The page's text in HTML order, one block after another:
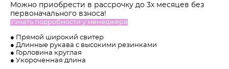
Можно приобрести в рассрочку до 3х месяцев без
первоначального взноса!
Узнать подробности у менеджера
● Прямой широкий свитер
​● Длинные рукава с высокими резинками
● Горловина круглая
● Укороченная длина